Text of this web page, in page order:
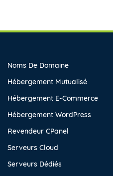
Noms De Domaine
Hébergement Mutualisé
Hébergement E-Commerce
Hébergement WordPress
Revendeur CPanel
Serveurs Cloud
Serveurs Dédiés